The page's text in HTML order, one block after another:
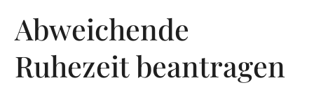
Abweichende
Ruhezeit beantragen